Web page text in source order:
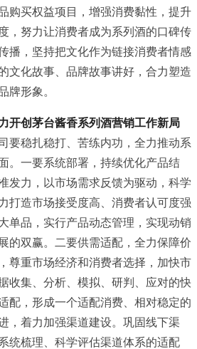
购买权益项目，增强消费黏性，提升
，努力让消费者成为系列酒的口碑传
播，坚持把文化作为链接消费者情感
文化故事、品牌故事讲好，合力塑造
牌形象。
开创茅台酱香系列酒营销工作新局
要稳扎稳打、苦练内功，全力推动系
。一要系统部署，持续优化产品结
发力，以市场需求反馈为驱动，科学
打造市场接受度高、消费者认可度强
单品，实行产品动态管理，实现动销
的双赢。二要供需适配，全力保障价
尊重市场经济和消费者选择，加快市
收集、分析、模拟、研判、应对的快
配，形成一个适配消费、相对稳定的
，着力加强渠道建设。巩固线下渠
统梳理、科学评估渠道体系的适配